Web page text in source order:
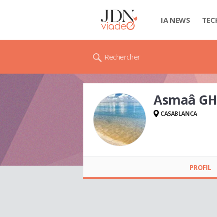
IA NEWS
Rechercher
Asmaâ GH
CASABLANCA
PROFIL